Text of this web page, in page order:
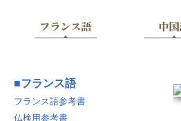
■フランス語
フランス語参考書
仏検用参考書